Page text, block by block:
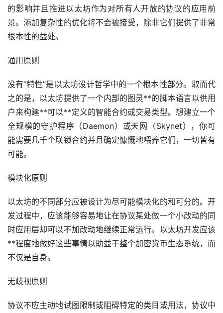
的影响并且推进以太坊作为对所有人开放的协议的应用前
景。添加复杂性的优化将不会被接受，除非它们提供了非常
根本性的益处。
通用原则
没有“特性”是以太坊设计哲学中的一个根本性部分。取而代
之的是，以太坊提供了一个内部的图灵**的脚本语言以供用
户来构建**可以**定义的智能合约或交易类型。想建立一个
全规模的守护程序（Daemon）或天网（Skynet），你可
能需要几千个联锁合约并且确定慷慨地喂养它们，一切皆有
可能。
模块化原则
以太坊的不同部分应被设计为尽可能模块化的和可分的。开
发过程中，应该能够容易地让在协议某处做一个小改动的同
时应用层却可以不加改动地继续正常运行。以太坊开发应该
**程度地做好这些事情以助益于整个加密货币生态系统，而
不仅是自身。
无歧视原则
协议不应主动地试图限制或阻碍特定的类目或用法，协议中